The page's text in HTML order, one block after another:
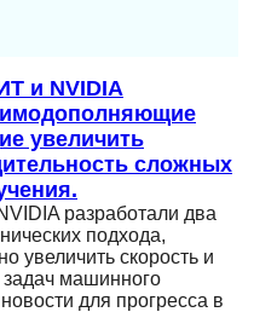
и NVIDIA
увеличить
сложных
разработали два
подхода,
увеличить скорость и
машинного
для прогресса в